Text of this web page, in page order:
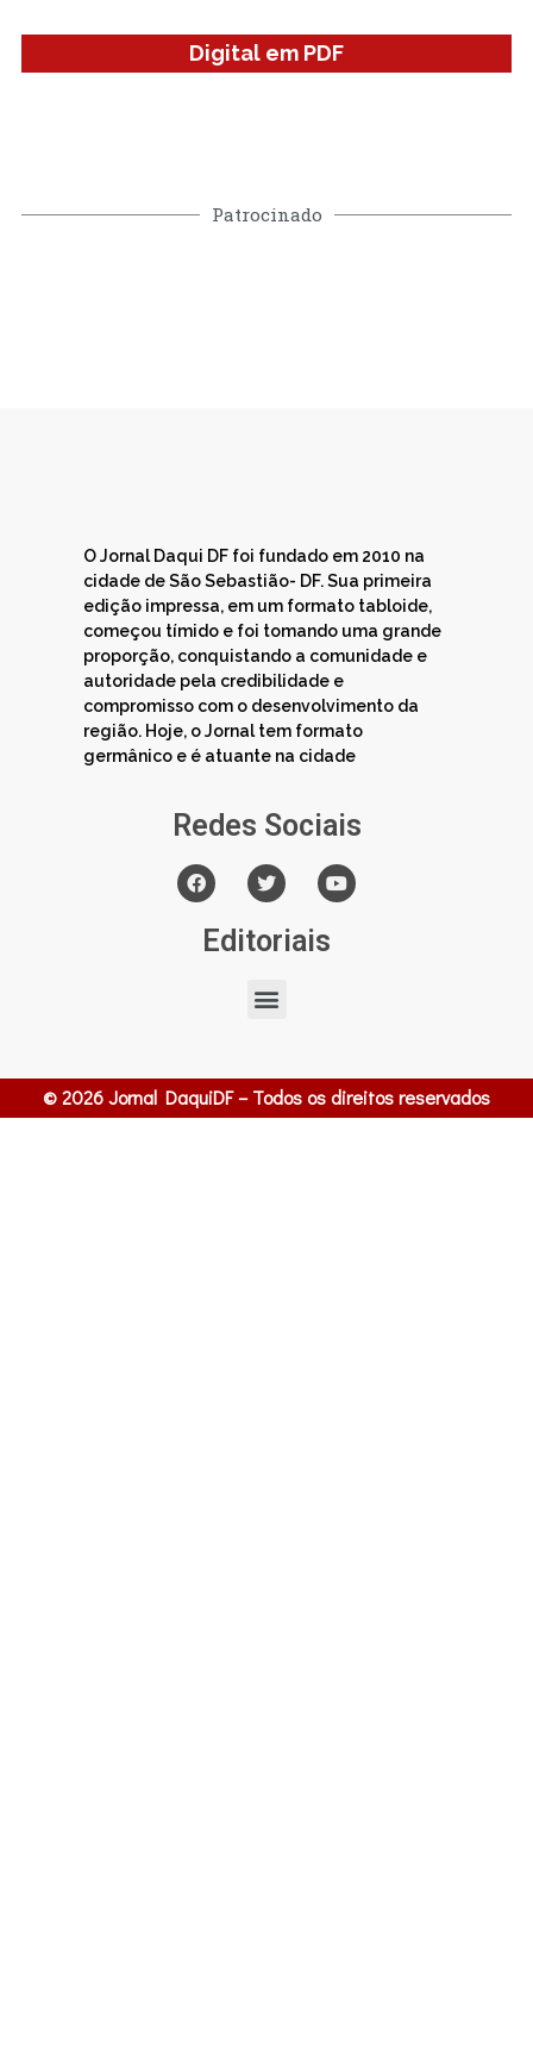
Digital em PDF
Patrocinado
O Jornal Daqui DF foi fundado em 2010 na
cidade de São Sebastião- DF. Sua primeira
edição impressa, em um formato tabloide,
começou tímido e foi tomando uma grande
proporção, conquistando a comunidade e
autoridade pela credibilidade e
compromisso com o desenvolvimento da
região. Hoje, o Jornal tem formato
germânico e é atuante na cidade
Redes Sociais
Editoriais
© 2026 Jornal DaquiDF – Todos os direitos reservados